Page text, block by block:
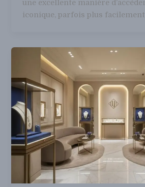
une excellente manière
iconique, parfois plus facilement